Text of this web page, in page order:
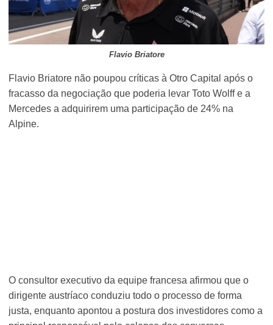
Flavio Briatore
Flavio Briatore não poupou críticas à Otro Capital após o
fracasso da negociação que poderia levar Toto Wolff e a
Mercedes a adquirirem uma participação de 24% na
Alpine.
O consultor executivo da equipe francesa afirmou que o
dirigente austríaco conduziu todo o processo de forma
justa, enquanto apontou a postura dos investidores como a